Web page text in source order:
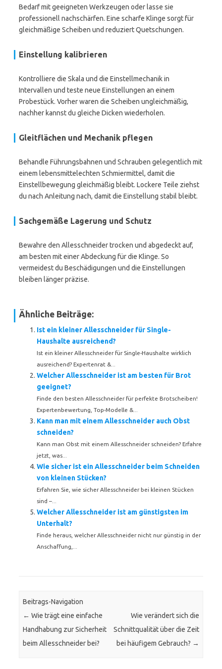
Bedarf mit geeigneten Werkzeugen oder lasse sie
professionell nachschärfen. Eine scharfe Klinge sorgt für
gleichmäßige Scheiben und reduziert Quetschungen.
Einstellung kalibrieren
Kontrolliere die Skala und die Einstellmechanik in
Intervallen und teste neue Einstellungen an einem
Probestück. Vorher waren die Scheiben ungleichmäßig,
nachher kannst du gleiche Dicken wiederholen.
Gleitflächen und Mechanik pflegen
Behandle Führungsbahnen und Schrauben gelegentlich mit
einem lebensmittelechten Schmiermittel, damit die
Einstellbewegung gleichmäßig bleibt. Lockere Teile ziehst
du nach Anleitung nach, damit die Einstellung stabil bleibt.
Sachgemäße Lagerung und Schutz
Bewahre den Allesschneider trocken und abgedeckt auf,
am besten mit einer Abdeckung für die Klinge. So
vermeidest du Beschädigungen und die Einstellungen
bleiben länger präzise.
Ähnliche Beiträge:
Ist ein kleiner Allesschneider für Single-
Haushalte ausreichend?
Ist ein kleiner Allesschneider für Single-Haushalte wirklich
ausreichend? Expertenrat &...
Welcher Allesschneider ist am besten für Brot
geeignet?
Finde den besten Allesschneider für perfekte Brotscheiben!
Expertenbewertung, Top-Modelle &...
Kann man mit einem Allesschneider auch Obst
schneiden?
Kann man Obst mit einem Allesschneider schneiden? Erfahre
jetzt, was...
Wie sicher ist ein Allesschneider beim Schneiden
von kleinen Stücken?
Erfahren Sie, wie sicher Allesschneider bei kleinen Stücken
sind –...
Welcher Allesschneider ist am günstigsten im
Unterhalt?
Finde heraus, welcher Allesschneider nicht nur günstig in der
Anschaffung,...
Beitrags-Navigation
← Wie trägt eine einfache
Handhabung zur Sicherheit
beim Allesschneider bei?
Wie verändert sich die
Schnittqualität über die Zeit
bei häufigem Gebrauch? →